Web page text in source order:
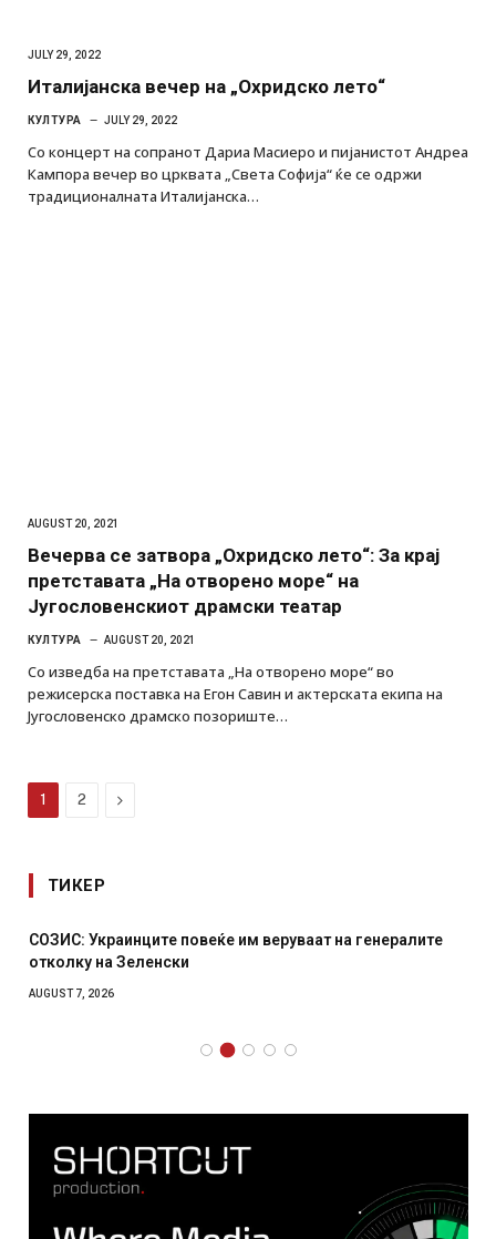
JULY 29, 2022
Италијанска вечер на „Охридско лето“
КУЛТУРА JULY 29, 2022
Со концерт на сопранот Дариа Масиеро и пијанистот Андреа
Кампора вечер во црквата „Света Софија“ ќе се одржи
традиционалната Италијанска…
AUGUST 20, 2021
Вечерва се затвора „Охридско лето“: За крај
претставата „На отворено море“ на
Југословенскиот драмски театар
КУЛТУРА AUGUST 20, 2021
Со изведба на претставата „На отворено море“ во
режисерска поставка на Егон Савин и актерската екипа на
Југословенско драмско позориште…
1 2 Next
ТИКЕР
СОЗИС: Украинците повеќе им веруваат на генералите
отколку на Зеленски
AUGUST 7, 2026